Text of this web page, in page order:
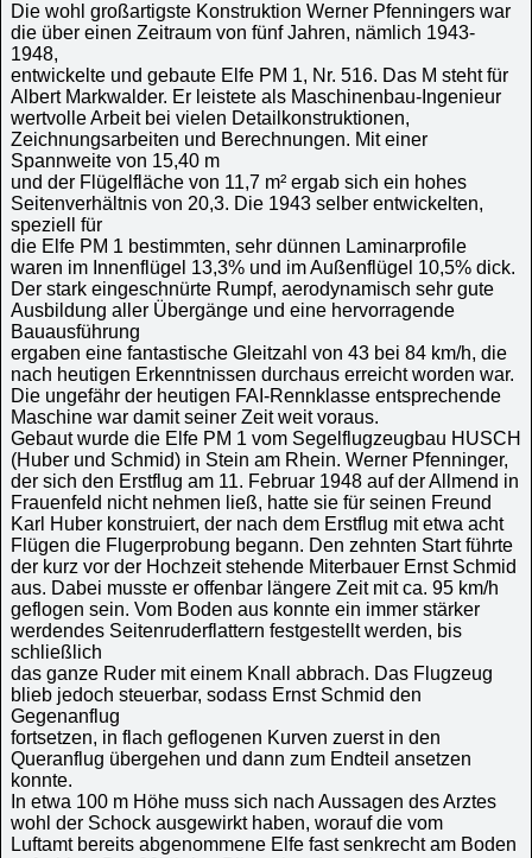
Die wohl großartigste Konstruktion Werner Pfenningers war
die über einen Zeitraum von fünf Jahren, nämlich 1943-
1948,
entwickelte und gebaute Elfe PM 1, Nr. 516. Das M steht für
Albert Markwalder. Er leistete als Maschinenbau-Ingenieur
wertvolle Arbeit bei vielen Detailkonstruktionen,
Zeichnungsarbeiten und Berechnungen. Mit einer
Spannweite von 15,40 m
und der Flügelfläche von 11,7 m² ergab sich ein hohes
Seitenverhältnis von 20,3. Die 1943 selber entwickelten,
speziell für
die Elfe PM 1 bestimmten, sehr dünnen Laminarprofile
waren im Innenflügel 13,3% und im Außenflügel 10,5% dick.
Der stark eingeschnürte Rumpf, aerodynamisch sehr gute
Ausbildung aller Übergänge und eine hervorragende
Bauausführung
ergaben eine fantastische Gleitzahl von 43 bei 84 km/h, die
nach heutigen Erkenntnissen durchaus erreicht worden war.
Die ungefähr der heutigen FAI-Rennklasse entsprechende
Maschine war damit seiner Zeit weit voraus.
Gebaut wurde die Elfe PM 1 vom Segelflugzeugbau HUSCH
(Huber und Schmid) in Stein am Rhein. Werner Pfenninger,
der sich den Erstflug am 11. Februar 1948 auf der Allmend in
Frauenfeld nicht nehmen ließ, hatte sie für seinen Freund
Karl Huber konstruiert, der nach dem Erstflug mit etwa acht
Flügen die Flugerprobung begann. Den zehnten Start führte
der kurz vor der Hochzeit stehende Miterbauer Ernst Schmid
aus. Dabei musste er offenbar längere Zeit mit ca. 95 km/h
geflogen sein. Vom Boden aus konnte ein immer stärker
werdendes Seitenruderflattern festgestellt werden, bis
schließlich
das ganze Ruder mit einem Knall abbrach. Das Flugzeug
blieb jedoch steuerbar, sodass Ernst Schmid den
Gegenanflug
fortsetzen, in flach geflogenen Kurven zuerst in den
Queranflug übergehen und dann zum Endteil ansetzen
konnte.
In etwa 100 m Höhe muss sich nach Aussagen des Arztes
wohl der Schock ausgewirkt haben, worauf die vom
Luftamt bereits abgenommene Elfe fast senkrecht am Boden